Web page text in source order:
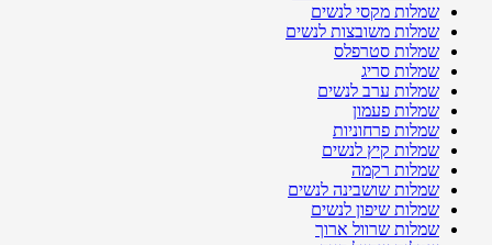
שמלות מקסי לנשים
שמלות משובצות לנשים
שמלות סטרפלס
שמלות סריג
שמלות ערב לנשים
שמלות פעמון
שמלות פרחוניות
שמלות קיץ לנשים
שמלות רקמה
שמלות שושבינה לנשים
שמלות שיפון לנשים
שמלות שרוול ארוך